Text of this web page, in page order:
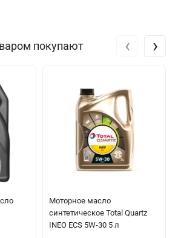
покупают
Моторное масло
синтетическое Total Quartz
INEO ECS 5W-30 5 л
‹ ›